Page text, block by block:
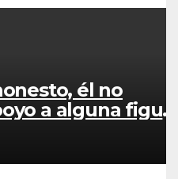
él no
a alguna